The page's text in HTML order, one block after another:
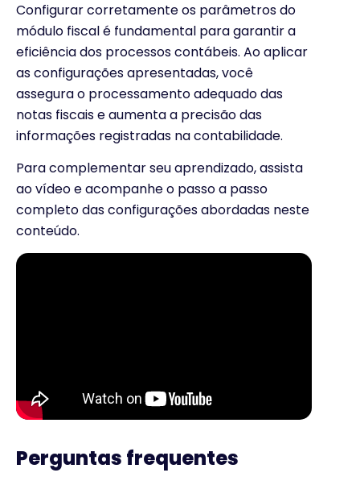
Configurar corretamente os parâmetros do
módulo fiscal é fundamental para garantir a
eficiência dos processos contábeis. Ao aplicar
as configurações apresentadas, você
assegura o processamento adequado das
notas fiscais e aumenta a precisão das
informações registradas na contabilidade.
Para complementar seu aprendizado, assista
ao vídeo e acompanhe o passo a passo
completo das configurações abordadas neste
conteúdo.
Perguntas frequentes